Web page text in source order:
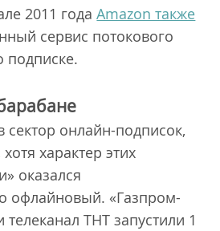
2011 годаAmazon также
сервис потокового
подписке.
сектор онлайн-подписок,
характер этих
оказался
офлайновый. «Газпром-
ТНТ запустили 1